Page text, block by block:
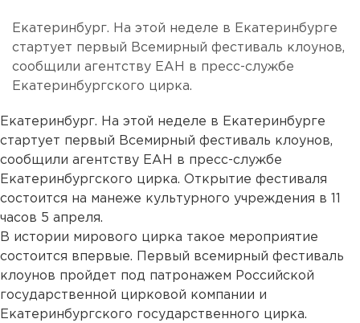
Екатеринбург. На этой неделе в Екатеринбурге
стартует первый Всемирный фестиваль клоунов,
сообщили агентству ЕАН в пресс-службе
Екатеринбургского цирка.
Екатеринбург. На этой неделе в Екатеринбурге
стартует первый Всемирный фестиваль клоунов,
сообщили агентству ЕАН в пресс-службе
Екатеринбургского цирка. Открытие фестиваля
состоится на манеже культурного учреждения в 11
часов 5 апреля.
В истории мирового цирка такое мероприятие
состоится впервые. Первый всемирный фестиваль
клоунов пройдет под патронажем Российской
государственной цирковой компании и
Екатеринбургского государственного цирка.